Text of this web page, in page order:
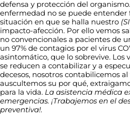
defensa y protección del
enfermedad no se puede entender
situación en que se halla nuestro
impacto-afección. Por ello vemos
no convencionales a pacientes de
un 97% de contagios por el virus
asintomático, que lo sobrevive. Los
se reducen a contabilizar y a
decesos, nosotros contabilicemos al
auscultemos su por qué,
para la vida. La asistencia médica
emergencias. ¡Trabajemos en el
preventiva!.